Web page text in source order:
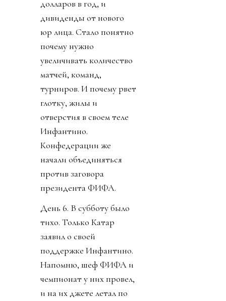
долларов в год, и
дивиденды от нового
юр лица. Стало понятно
почему нужно
увеличивать количество
матчей, команд,
турниров. И почему рвет
глотку, жилы и
отверстия в своем теле
Инфантино.
Конфедерации же
начали объединяться
против заговора
президента ФИФА.
День 6. В субботу было
тихо. Только Катар
заявил о своей
поддержке Инфантино.
Напомню, шеф ФИФА и
чемпионат у них провел,
и на их джете летал по